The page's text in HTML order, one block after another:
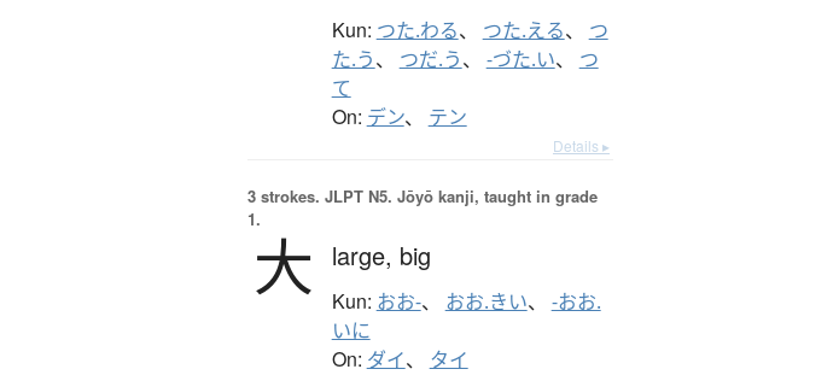
Kun: つた.わる、 つた.える、 つ
た.う、 つだ.う、 -づた.い、 つ
て
On: デン、 テン
Details ▸
3 strokes. JLPT N5. Jōyō kanji, taught in grade
1.
大 large, big
Kun: おお-、 おお.きい、 -おお.
いに
On: ダイ、 タイ